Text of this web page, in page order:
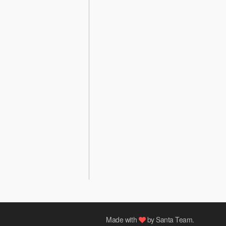
Made with by Santa Team.